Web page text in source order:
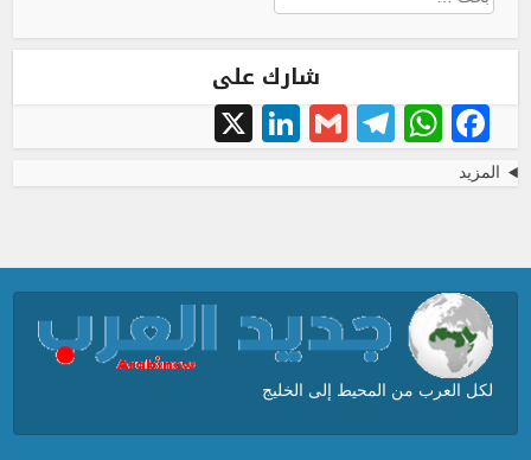
عن:
شارك على
Facebook
WhatsApp
Telegram
Gmail
LinkedIn
المزيد
لكل العرب من المحيط إلى الخليج